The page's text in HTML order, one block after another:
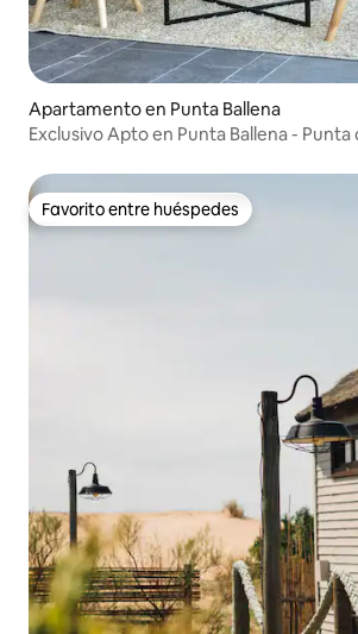
Apartamento en Punta Ballena
Exclusivo Apto en Punta Ballena - Punta
Favorito entre huéspedes
Favorito entre huéspedes